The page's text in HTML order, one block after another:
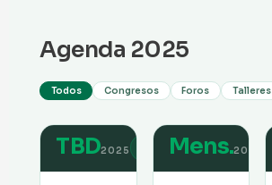
Agenda 2025
Todos Congresos Foros Talleres
TBD2025 CONGRESOMens.2025